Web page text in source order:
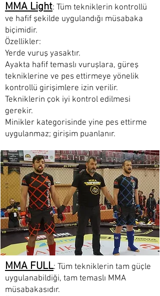
MMA Light: Tüm tekniklerin kontrollü
ve hafif şekilde uygulandığı müsabaka
biçimidir.
Özellikler:
Yerde vuruş yasaktır.
Ayakta hafif temaslı vuruşlara, güreş
tekniklerine ve pes ettirmeye yönelik
kontrollü girişimlere izin verilir.
Tekniklerin çok iyi kontrol edilmesi
gerekir.
Minikler kategorisinde yine pes ettirme
uygulanmaz; girişim puanlanır.
MMA FULL: Tüm tekniklerin tam güçle
uygulanabildiği, tam temaslı MMA
müsabakasıdır.